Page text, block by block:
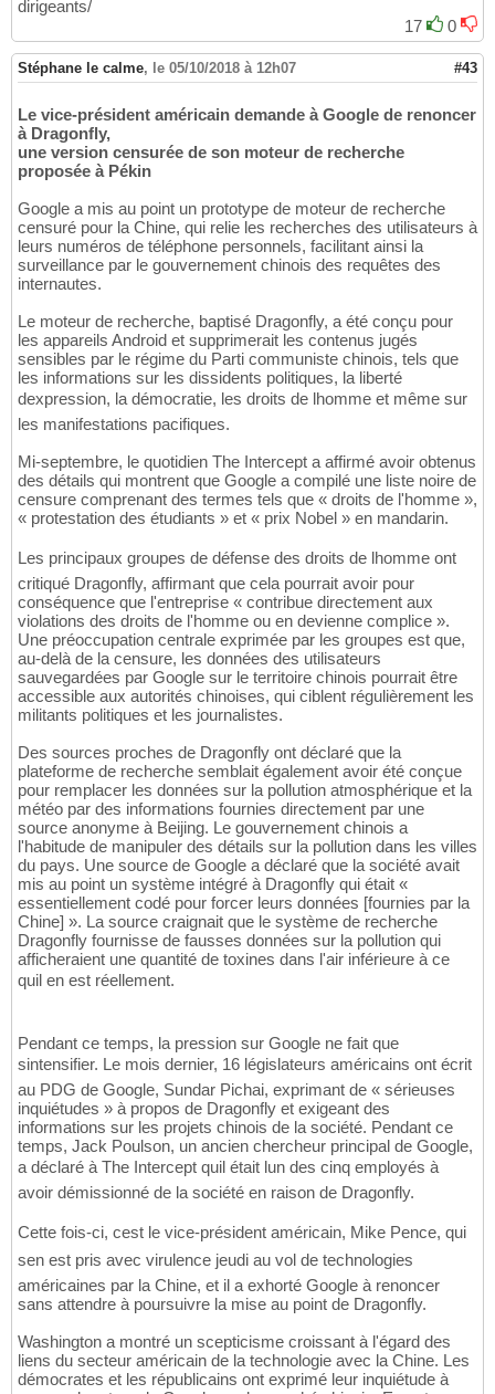
dirigeants/
17
0
Stéphane le calme, le 05/10/2018 à 12h07 #43
Le vice-président américain demande à Google de renoncer
à Dragonfly,
une version censurée de son moteur de recherche
proposée à Pékin
Google a mis au point un prototype de moteur de recherche
censuré pour la Chine, qui relie les recherches des utilisateurs à
leurs numéros de téléphone personnels, facilitant ainsi la
surveillance par le gouvernement chinois des requêtes des
internautes.
Le moteur de recherche, baptisé Dragonfly, a été conçu pour
les appareils Android et supprimerait les contenus jugés
sensibles par le régime du Parti communiste chinois, tels que
les informations sur les dissidents politiques, la liberté
dexpression, la démocratie, les droits de lhomme et même sur
les manifestations pacifiques.
Mi-septembre, le quotidien The Intercept a affirmé avoir obtenus
des détails qui montrent que Google a compilé une liste noire de
censure comprenant des termes tels que « droits de l'homme »,
« protestation des étudiants » et « prix Nobel » en mandarin.
Les principaux groupes de défense des droits de lhomme ont
critiqué Dragonfly, affirmant que cela pourrait avoir pour
conséquence que l'entreprise « contribue directement aux
violations des droits de l'homme ou en devienne complice ».
Une préoccupation centrale exprimée par les groupes est que,
au-delà de la censure, les données des utilisateurs
sauvegardées par Google sur le territoire chinois pourrait être
accessible aux autorités chinoises, qui ciblent régulièrement les
militants politiques et les journalistes.
Des sources proches de Dragonfly ont déclaré que la
plateforme de recherche semblait également avoir été conçue
pour remplacer les données sur la pollution atmosphérique et la
météo par des informations fournies directement par une
source anonyme à Beijing. Le gouvernement chinois a
l'habitude de manipuler des détails sur la pollution dans les villes
du pays. Une source de Google a déclaré que la société avait
mis au point un système intégré à Dragonfly qui était «
essentiellement codé pour forcer leurs données [fournies par la
Chine] ». La source craignait que le système de recherche
Dragonfly fournisse de fausses données sur la pollution qui
afficheraient une quantité de toxines dans l'air inférieure à ce
quil en est réellement.
Pendant ce temps, la pression sur Google ne fait que
sintensifier. Le mois dernier, 16 législateurs américains ont écrit
au PDG de Google, Sundar Pichai, exprimant de « sérieuses
inquiétudes » à propos de Dragonfly et exigeant des
informations sur les projets chinois de la société. Pendant ce
temps, Jack Poulson, un ancien chercheur principal de Google,
a déclaré à The Intercept quil était lun des cinq employés à
avoir démissionné de la société en raison de Dragonfly.
Cette fois-ci, cest le vice-président américain, Mike Pence, qui
sen est pris avec virulence jeudi au vol de technologies
américaines par la Chine, et il a exhorté Google à renoncer
sans attendre à poursuivre la mise au point de Dragonfly.
Washington a montré un scepticisme croissant à l'égard des
liens du secteur américain de la technologie avec la Chine. Les
démocrates et les républicains ont exprimé leur inquiétude à